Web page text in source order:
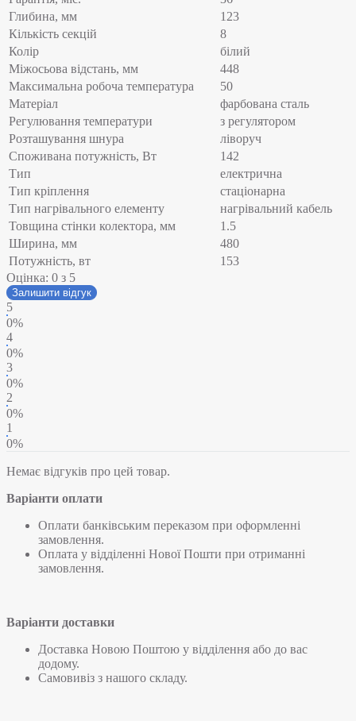
Глибина, мм
123
Кількість секцій
8
Колір
білий
Міжосьова відстань, мм
448
Максимальна робоча температура
50
Матеріал
фарбована сталь
Регулювання температури
з регулятором
Розташування шнура
ліворуч
Споживана потужність, Вт
142
Тип
електрична
Тип кріплення
стаціонарна
Тип нагрівального елементу
нагрівальний кабель
Товщина стінки колектора, мм
1.5
Ширина, мм
480
Потужність, вт
153
Оцінка: 0 з 5
Залишити відгук
5
0%
4
0%
3
0%
2
0%
1
0%
Немає відгуків про цей товар.
Варіанти оплати
Оплати банківським переказом при оформленні
замовлення.
Оплата у відділенні Нової Пошти при отриманні
замовлення.
Варіанти доставки
Доставка Новою Поштою у відділення або до вас
додому.
Самовивіз з нашого складу.